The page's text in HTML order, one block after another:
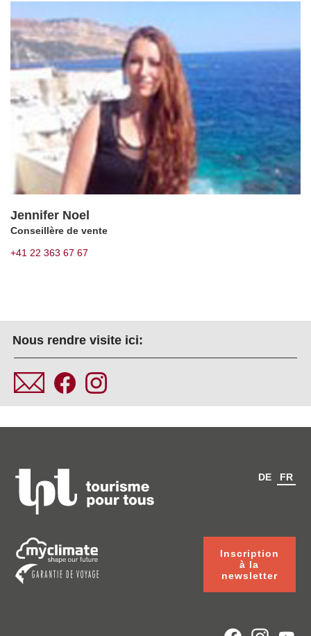
Jennifer Noel
Conseillère de vente
+41 22 363 67 67
Nous rendre visite ici:
Inscription
à la
newsletter
DE FR